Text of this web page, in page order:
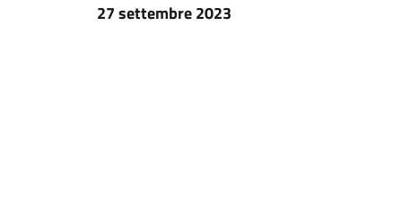
27 settembre 2023